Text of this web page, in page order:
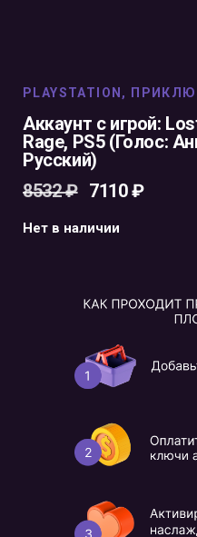
PLAYSTATION ,
Аккаунт с игрой:
Rage, PS5 (Голос:
Русский)
8532₽ 7110₽
Нет в наличии